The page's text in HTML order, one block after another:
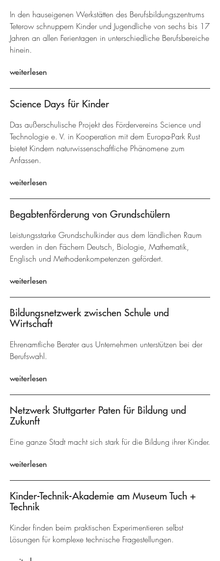
In den hauseigenen Werkstätten des Berufsbildungszentrums
Teterow schnuppern Kinder und Jugendliche von sechs bis 17
Jahren an allen Ferientagen in unterschiedliche Berufsbereiche
hinein.
weiterlesen
Science Days für Kinder
Das außerschulische Projekt des Fördervereins Science und
Technologie e. V. in Kooperation mit dem Europa-Park Rust
bietet Kindern naturwissenschaftliche Phänomene zum
Anfassen.
weiterlesen
Begabtenförderung von Grundschülern
Leistungsstarke Grundschulkinder aus dem ländlichen Raum
werden in den Fächern Deutsch, Biologie, Mathematik,
Englisch und Methodenkompetenzen gefördert.
weiterlesen
Bildungsnetzwerk zwischen Schule und
Wirtschaft
Ehrenamtliche Berater aus Unternehmen unterstützen bei der
Berufswahl.
weiterlesen
Netzwerk Stuttgarter Paten für Bildung und
Zukunft
Eine ganze Stadt macht sich stark für die Bildung ihrer Kinder.
weiterlesen
Kinder-Technik-Akademie am Museum Tuch +
Technik
Kinder finden beim praktischen Experimentieren selbst
Lösungen für komplexe technische Fragestellungen.